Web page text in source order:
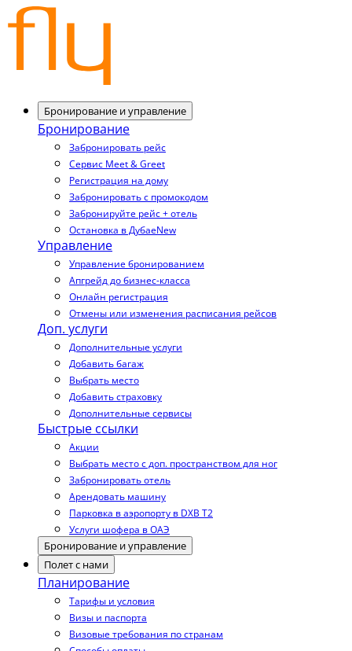
Бронирование и управление
Бронирование
Забронировать рейс
Сервис Meet & Greet
Регистрация на дому
Забронировать с промокодом
Забронируйте рейс + отель
Остановка в ДубаеNew
Управление
Управление бронированием
Апгрейд до бизнес-класса
Онлайн регистрация
Отмены или изменения расписания рейсов
Доп. услуги
Дополнительные услуги
Добавить багаж
Выбрать место
Добавить страховку
Дополнительные сервисы
Быстрые ссылки
Акции
Выбрать место с доп. пространством для ног
Забронировать отель
Арендовать машину
Парковка в аэропорту в DXB T2
Услуги шофера в ОАЭ
Бронирование и управление
Полет с нами
Планирование
Тарифы и условия
Визы и паспорта
Визовые требования по странам